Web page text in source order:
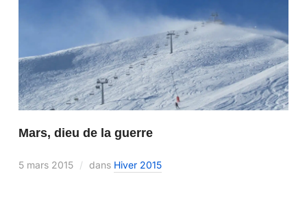
Mars, dieu de la guerre
5 mars 2015 dans Hiver 2015